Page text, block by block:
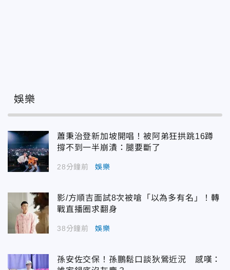
娛樂
蕭秉治登新加坡開唱！被阿弟狂拱跳16蹲
撐不到一半崩潰：腿要斷了
28分鐘前 娛樂
影/方順吉面試8次被嗆「以為多有名」！轉
戰直播圈求翻身
38分鐘前 娛樂
孫安佐交保！孫鵬鬆口談狄鶯近況 感嘆：